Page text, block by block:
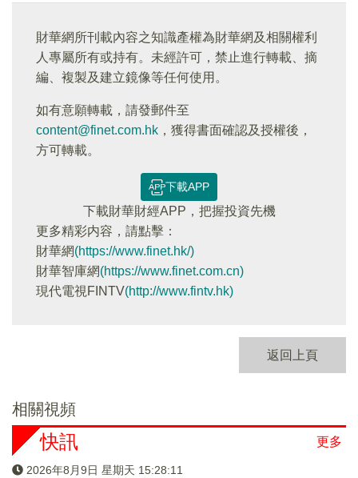
財華網所刊載內容之知識產權為財華網及相關權利
人專屬所有或持有。未經許可，禁止進行轉載、摘
編、複製及建立鏡像等任何使用。
如有意願轉載，請發郵件至
content@finet.com.hk ，獲得書面確認及授權後，
方可轉載。
下載APP
下載財華財經APP，把握投資先機
更多精彩内容，請點擊：
財華網(https://www.finet.hk/)
財華智庫網(https://www.finet.com.cn)
現代電視FINTV(http://www.fintv.hk)
返回上頁
相關視頻
更多
快訊
2026年8月9日 星期天 15:28:11